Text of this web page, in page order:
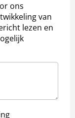
ons
van
lezen en